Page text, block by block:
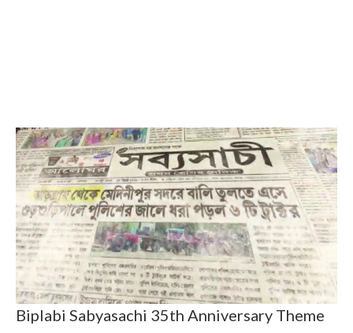
Biplabi Sabyasachi 35th Anniversary Theme